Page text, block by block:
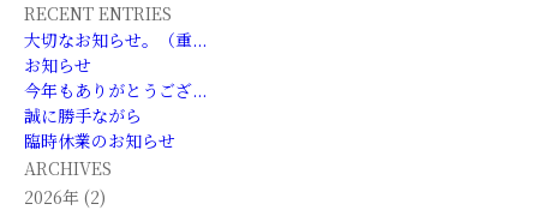
RECENT ENTRIES
大切なお知らせ。（重...
お知らせ
今年もありがとうござ...
誠に勝手ながら
臨時休業のお知らせ
ARCHIVES
2026年 (2)